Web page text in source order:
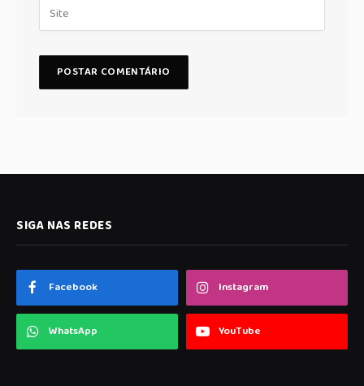
SIGA NAS REDES
Facebook Instagram
WhatsApp YouTube